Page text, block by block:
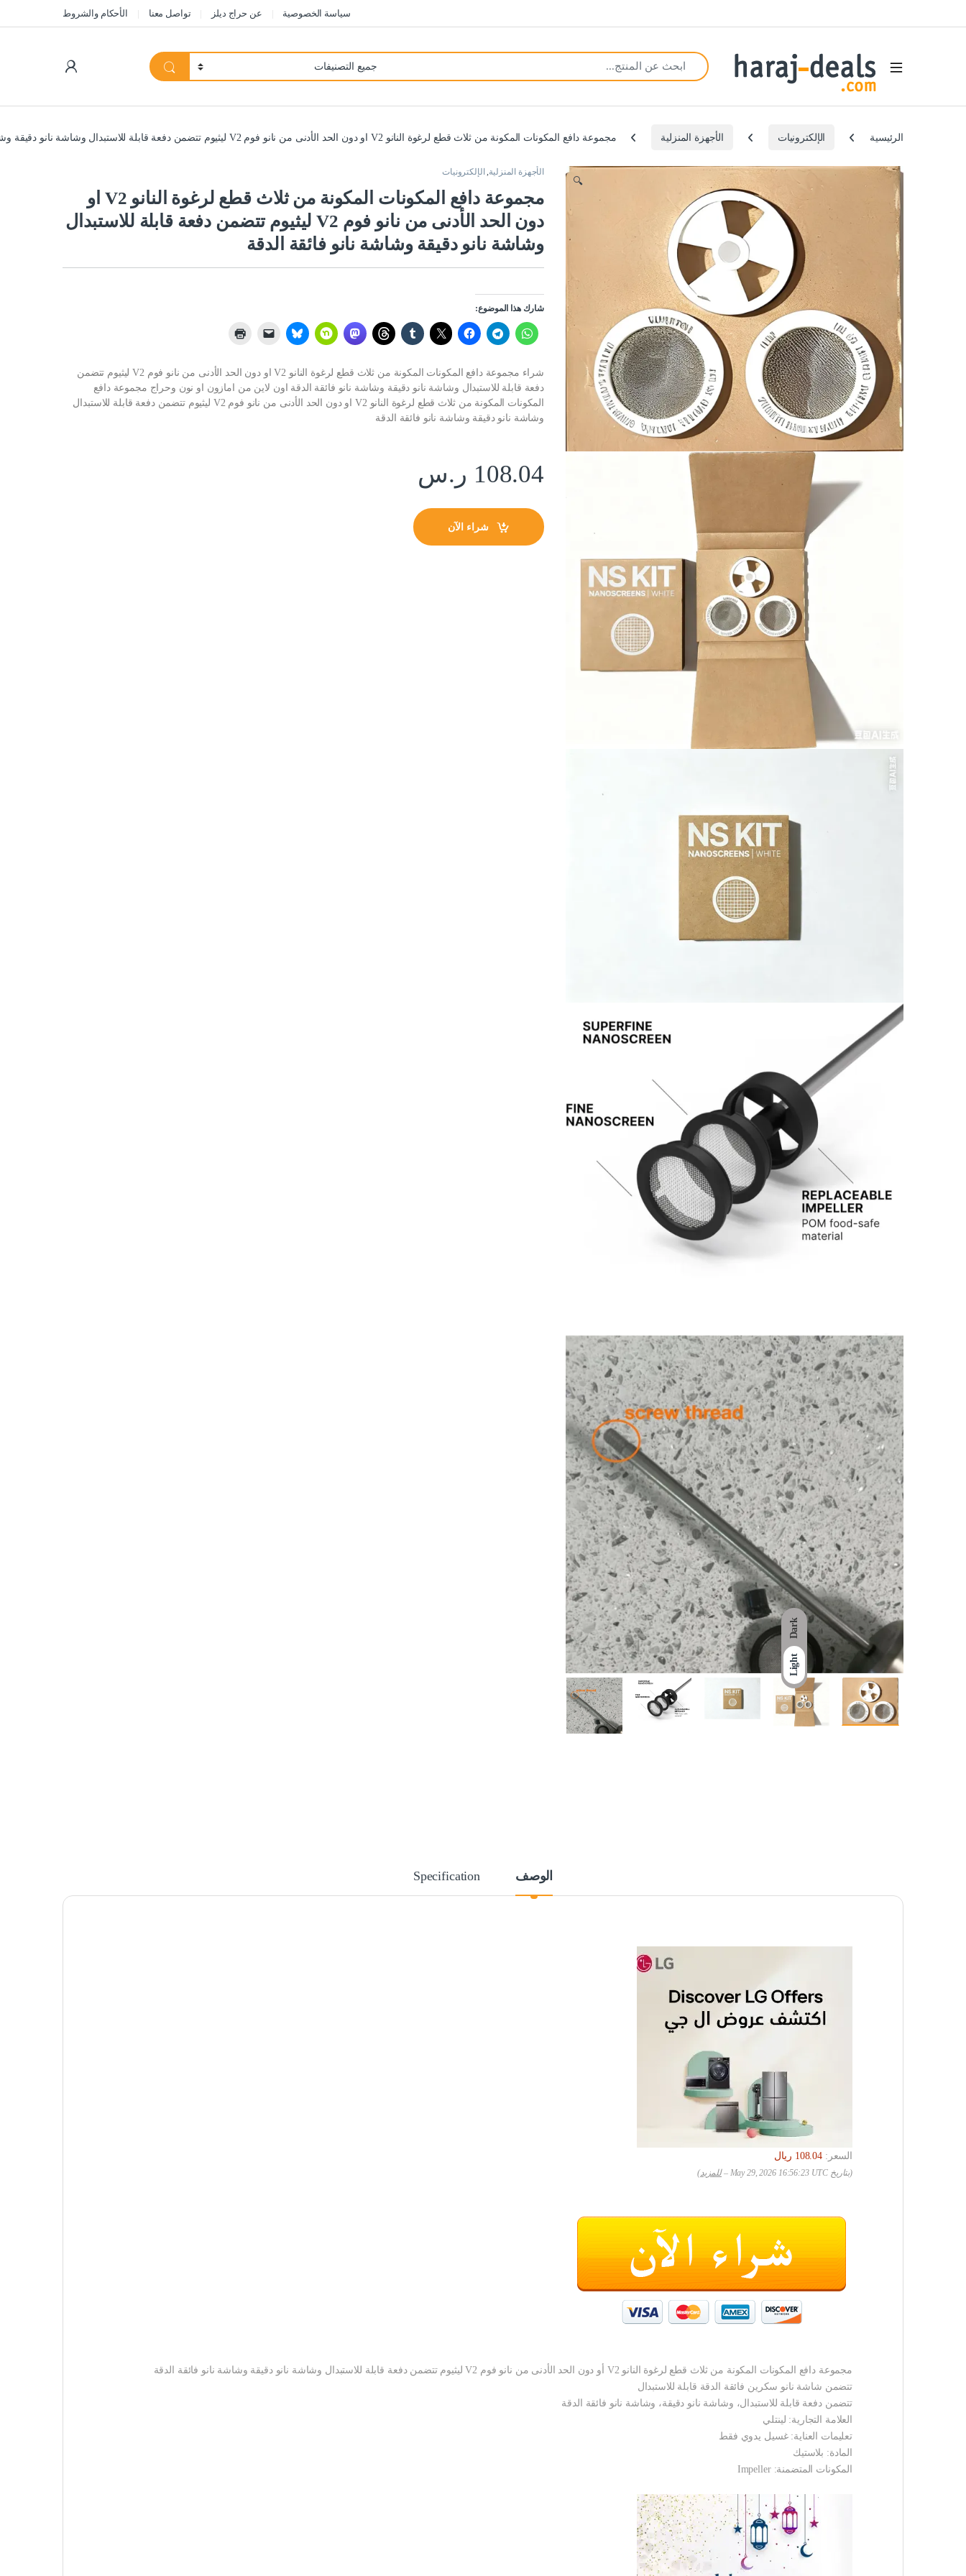
Dark
Light
سياسة الخصوصية عن حراج ديلز تواصل معنا الأحكام والشروط
Open
Search for:
الرئيسية الإلكترونيات الأجهزة المنزلية مجموعة دافع المكونات المكونة من ثلاث قطع لرغوة النانو V2 او دون الحد الأدنى من نانو فوم V2 ليثيوم تتضمن دفعة قابلة للاستبدال وشاشة نانو دقيقة وشاشة نانو فائقة الدقة
🔍
الأجهزة المنزلية, الإلكترونيات
مجموعة دافع المكونات المكونة من ثلاث قطع لرغوة النانو V2 او
دون الحد الأدنى من نانو فوم V2 ليثيوم تتضمن دفعة قابلة للاستبدال
وشاشة نانو دقيقة وشاشة نانو فائقة الدقة
شارك هذا الموضوع:
شراء مجموعة دافع المكونات المكونة من ثلاث قطع لرغوة النانو V2 او دون الحد الأدنى من نانو فوم V2 ليثيوم تتضمن
دفعة قابلة للاستبدال وشاشة نانو دقيقة وشاشة نانو فائقة الدقة اون لاين من امازون او نون وحراج مجموعة دافع
المكونات المكونة من ثلاث قطع لرغوة النانو V2 او دون الحد الأدنى من نانو فوم V2 ليثيوم تتضمن دفعة قابلة للاستبدال
وشاشة نانو دقيقة وشاشة نانو فائقة الدقة
108.04 ر.س
شراء الآن
الوصف Specification
السعر:
‏108.04 ريال
(بتاريخ May 29, 2026 16:56:23 UTC – للمزيد)
مجموعة دافع المكونات المكونة من ثلاث قطع لرغوة النانو V2 أو دون الحد الأدنى من نانو فوم V2 ليثيوم تتضمن دفعة قابلة للاستبدال وشاشة نانو دقيقة وشاشة نانو فائقة الدقة
تتضمن شاشة نانو سكرين فائقة الدقة قابلة للاستبدال
تتضمن دفعة قابلة للاستبدال، وشاشة نانو دقيقة، وشاشة نانو فائقة الدقة
العلامة التجارية: لينتلي
تعليمات العناية: غسيل يدوي فقط
المادة: بلاستيك
المكونات المتضمنة: Impeller